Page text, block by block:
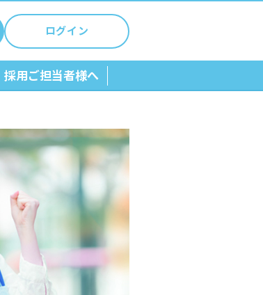
ログイン
採用ご担当者様へ